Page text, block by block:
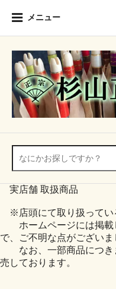
メニュー
実店舗 取扱商品
※店頭にて取り扱ってい
ホームページには掲載
で、ご不明な点がござい
なお、一部商品につき
売しております。